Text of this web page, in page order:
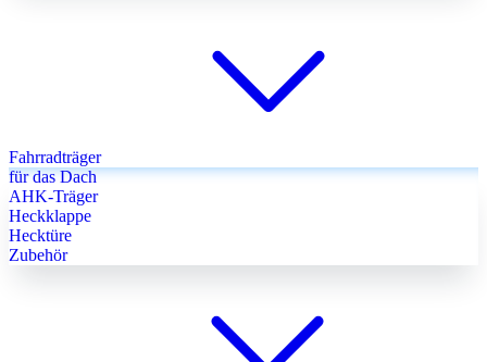
Fahrradträger
für das Dach
AHK-Träger
Heckklappe
Hecktüre
Zubehör